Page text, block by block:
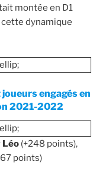
montée en D1
cette dynamique
engagés en
2021-2022
Léo (+248 points),
points)